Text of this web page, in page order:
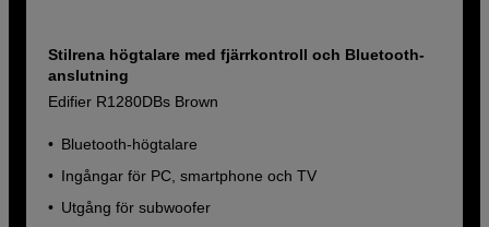
Stilrena högtalare med fjärrkontroll och Bluetooth-
anslutning
Edifier R1280DBs Brown
Bluetooth-högtalare
Ingångar för PC, smartphone och TV
Utgång för subwoofer